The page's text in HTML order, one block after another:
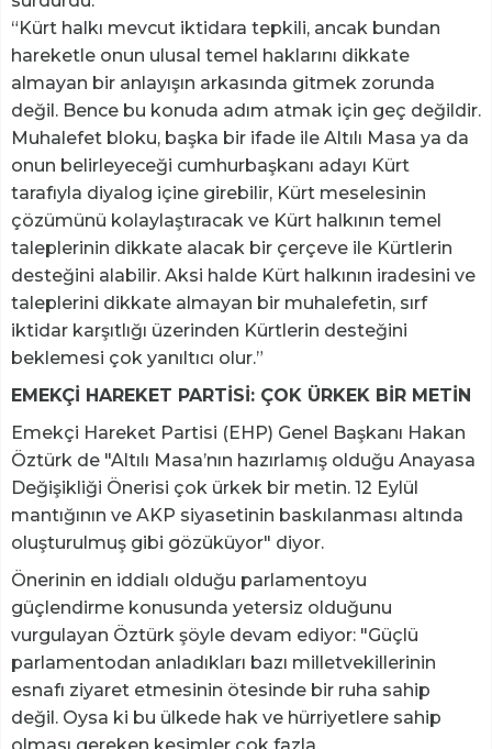
“Kürt halkı mevcut iktidara tepkili, ancak bundan
hareketle onun ulusal temel haklarını dikkate
almayan bir anlayışın arkasında gitmek zorunda
değil. Bence bu konuda adım atmak için geç değildir.
Muhalefet bloku, başka bir ifade ile Altılı Masa ya da
onun belirleyeceği cumhurbaşkanı adayı Kürt
tarafıyla diyalog içine girebilir, Kürt meselesinin
çözümünü kolaylaştıracak ve Kürt halkının temel
taleplerinin dikkate alacak bir çerçeve ile Kürtlerin
desteğini alabilir. Aksi halde Kürt halkının iradesini ve
taleplerini dikkate almayan bir muhalefetin, sırf
iktidar karşıtlığı üzerinden Kürtlerin desteğini
beklemesi çok yanıltıcı olur.”
EMEKÇİ HAREKET PARTİSİ: ÇOK ÜRKEK BİR METİN
Emekçi Hareket Partisi (EHP) Genel Başkanı Hakan
Öztürk de "Altılı Masa’nın hazırlamış olduğu Anayasa
Değişikliği Önerisi çok ürkek bir metin. 12 Eylül
mantığının ve AKP siyasetinin baskılanması altında
oluşturulmuş gibi gözüküyor" diyor.
Önerinin en iddialı olduğu parlamentoyu
güçlendirme konusunda yetersiz olduğunu
vurgulayan Öztürk şöyle devam ediyor: "Güçlü
parlamentodan anladıkları bazı milletvekillerinin
esnafı ziyaret etmesinin ötesinde bir ruha sahip
değil. Oysa ki bu ülkede hak ve hürriyetlere sahip